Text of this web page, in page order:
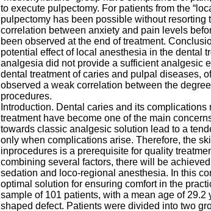
to execute pulpectomy. For patients from the
pulpectomy has been possible without
correlation between anxiety and pain levels
been observed at the end of treatment.
potential effect of local anesthesia in the dental
analgesia did not provide a sufficient analgesic
dental treatment of caries and pulpal diseases,
observed a weak correlation between the
procedures.
Introduction. Dental caries and its
treatment have become one of the main
towards classic analgesic solution lead to a
only when complications arise. Therefore, the
inprocedures is a prerequisite for quality
combining several factors, there will be
sedation and loco-regional anesthesia. In this
optimal solution for ensuring comfort in the
sample of 101 patients, with a mean age of
shaped defect. Patients were divided into two